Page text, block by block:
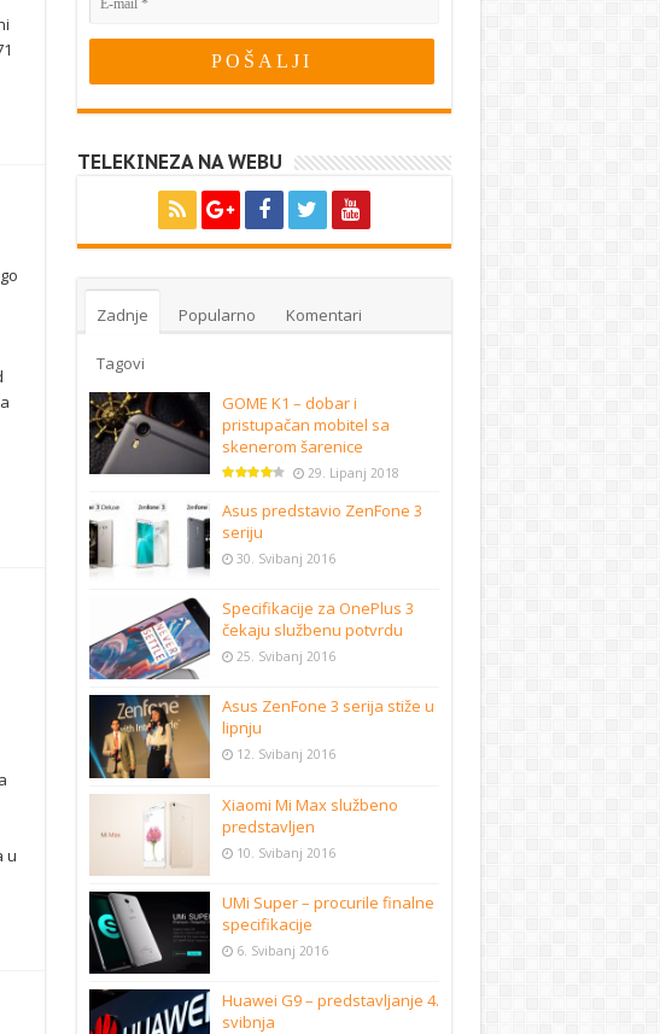
u
TELEKINEZA NA WEBU
Zadnje Popularno Komentari
Tagovi
GOME K1 – dobar i
pristupačan mobitel sa
skenerom šarenice
29. Lipanj 2018
Asus predstavio ZenFone 3
seriju
30. Svibanj 2016
Specifikacije za OnePlus 3
čekaju službenu potvrdu
25. Svibanj 2016
Asus ZenFone 3 serija stiže u
lipnju
12. Svibanj 2016
Xiaomi Mi Max službeno
predstavljen
10. Svibanj 2016
UMi Super – procurile finalne
specifikacije
6. Svibanj 2016
Huawei G9 – predstavljanje 4.
svibnja